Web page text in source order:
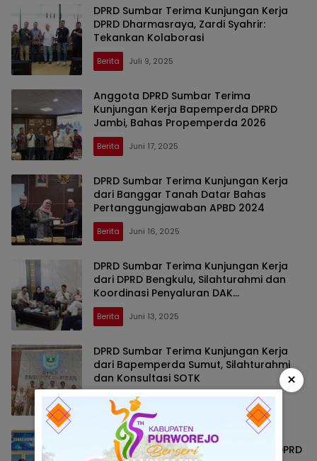
DPRD Sumbar Terima Kunjungan Kerja
DPRD Dharmasraya, Zardi Syahrir:
Tekankan Kolaborasi
Berita Juli 9, 2025
Anggota DPRD Sumbar Terima
Kunjungan Kerja Bapemperda DPRD
Jambi, Bahas Propemperda 2026
Berita Juni 17, 2025
DPRD Sumbar Terima Kunjungan Kerja
dari Banggar Tanah Datar Bahas
Pertanggungjawaban APBD 2024
Berita Juni 16, 2025
DPRD Sumbar Terima Kunjungan Kerja
dari DPRD Bengkulu, Silahturahmi dan
Koordinasi Penyaluran DAK
Kabupaten/Kota
Berita Juni 13, 2025
DPRD Sumbar Terima Kunjungan Kerja
dari Bapemperda Sumut, Silahturahmi
dan Konsultasi SOTK
Berita Juni 2, 2025
Kadin Kominfo Prabumulih Terima
Kunjungan Kerja Anggota Komisi III DPRD
×